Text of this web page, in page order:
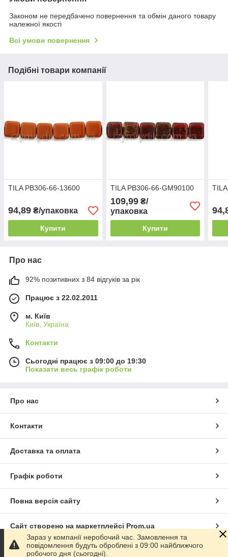
Законом не передбачено повернення та обмін даного товару
належної якості
Всі умови повернення
Подібні товари компанії
TILA PB306-66-13600
94,89 ₴/упаковка
Купити
TILA PB306-66-GM90100
109,99₴/
упаковка
Купити
Про нас
92% позитивних з 84 відгуків за рік
Працює з 22.02.2011
м. Київ
Київ, Україна
Контакти
Сьогодні працює з 09:00 до 19:30
Показати весь графік роботи
Про нас
Контакти
Доставка та оплата
Графік роботи
Повна версія сайту
Сайт створено на маркетплейсі Prom.ua
Політика конфіденційності
Зараз у компанії неробочий час. Замовлення та
повідомлення будуть оброблені з 09:00 найближчого
робочого дня (сьогодні).